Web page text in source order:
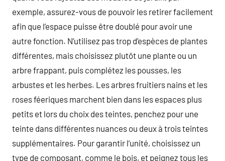
exemple, assurez-vous de pouvoir les retirer facilement
afin que l’espace puisse être doublé pour avoir une
autre fonction. N’utilisez pas trop d’espèces de plantes
différentes, mais choisissez plutôt une plante ou un
arbre frappant, puis complétez les pousses, les
arbustes et les herbes. Les arbres fruitiers nains et les
roses féeriques marchent bien dans les espaces plus
petits et lors du choix des teintes, penchez pour une
teinte dans différentes nuances ou deux à trois teintes
supplémentaires. Pour garantir l’unité, choisissez un
type de composant, comme le bois, et peignez tous les